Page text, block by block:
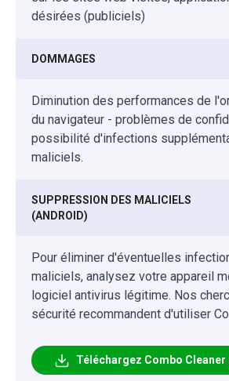
désirées (publiciels)
DOMMAGES
Diminution des performances de
du navigateur - problèmes de
possibilité d'infections
maliciels.
SUPPRESSION DES MALICIELS
(ANDROID)
Pour éliminer d'éventuelles
maliciels, analysez votre appareil
logiciel antivirus légitime. Nos
sécurité recommandent d'utiliser
Téléchargez Combo